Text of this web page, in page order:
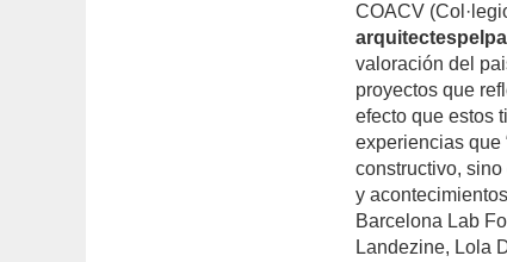
COACV
valoración del
proyectos que
efecto que estos
experiencias que
constructivo,
y
Barcelona Lab
Landezine, Lola